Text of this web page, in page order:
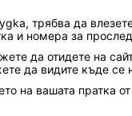
трябва да
и номера за
да отидете на
да видите къде
на вашата пратка